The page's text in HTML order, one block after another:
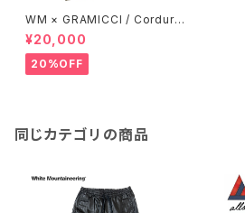
WM × GRAMICCI / Corduro
y Wide Tapered Pants
¥20,000
20%OFF
同じカテゴリの商品